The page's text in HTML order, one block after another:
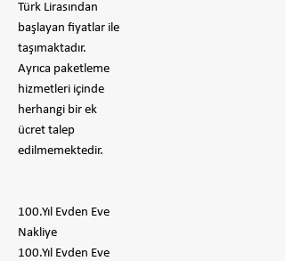
Türk Lirasından
başlayan fiyatlar ile
taşımaktadır.
Ayrıca paketleme
hizmetleri içinde
herhangi bir ek
ücret talep
edilmemektedir.
100.Yıl Evden Eve
Nakliye
100.Yıl Evden Eve